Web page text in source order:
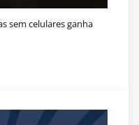
sem celulares ganha